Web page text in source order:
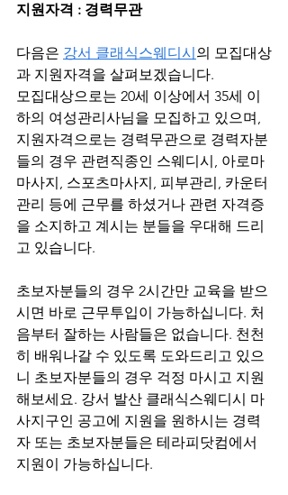
지원자격 : 경력무관
다음은 강서 클래식스웨디시의 모집대상
과 지원자격을 살펴보겠습니다.
모집대상으로는 20세 이상에서 35세 이
하의 여성관리사님을 모집하고 있으며,
지원자격으로는 경력무관으로 경력자분
들의 경우 관련직종인 스웨디시, 아로마
마사지, 스포츠마사지, 피부관리, 카운터
관리 등에 근무를 하셨거나 관련 자격증
을 소지하고 계시는 분들을 우대해 드리
고 있습니다.
초보자분들의 경우 2시간만 교육을 받으
시면 바로 근무투입이 가능하십니다. 처
음부터 잘하는 사람들은 없습니다. 천천
히 배워나갈 수 있도록 도와드리고 있으
니 초보자분들의 경우 걱정 마시고 지원
해보세요. 강서 발산 클래식스웨디시 마
사지구인 공고에 지원을 원하시는 경력
자 또는 초보자분들은 테라피닷컴에서
지원이 가능하십니다.